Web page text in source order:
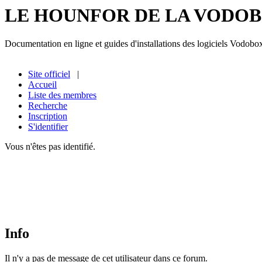
LE HOUNFOR DE LA
Documentation en ligne et guides d'installations des logiciels
Site officiel |
Accueil
Liste des membres
Recherche
Inscription
S'identifier
Vous n'êtes pas identifié.
Info
Il n'y a pas de message de cet utilisateur dans ce forum.